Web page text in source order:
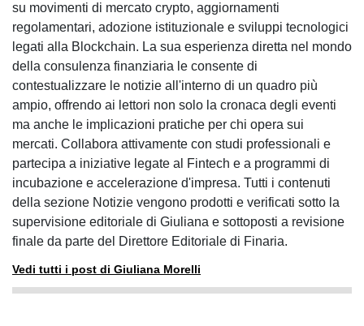
su movimenti di mercato crypto, aggiornamenti
regolamentari, adozione istituzionale e sviluppi tecnologici
legati alla Blockchain. La sua esperienza diretta nel mondo
della consulenza finanziaria le consente di
contestualizzare le notizie all'interno di un quadro più
ampio, offrendo ai lettori non solo la cronaca degli eventi
ma anche le implicazioni pratiche per chi opera sui
mercati. Collabora attivamente con studi professionali e
partecipa a iniziative legate al Fintech e a programmi di
incubazione e accelerazione d'impresa. Tutti i contenuti
della sezione Notizie vengono prodotti e verificati sotto la
supervisione editoriale di Giuliana e sottoposti a revisione
finale da parte del Direttore Editoriale di Finaria.
Vedi tutti i post di Giuliana Morelli